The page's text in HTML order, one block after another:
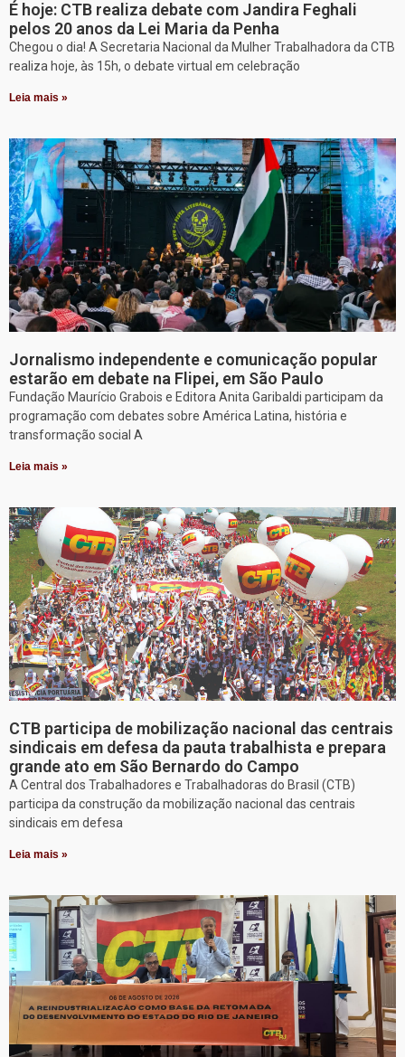
É hoje: CTB realiza debate com Jandira Feghali
pelos 20 anos da Lei Maria da Penha
Chegou o dia! A Secretaria Nacional da Mulher Trabalhadora da CTB
realiza hoje, às 15h, o debate virtual em celebração
Leia mais »
Jornalismo independente e comunicação popular
estarão em debate na Flipei, em São Paulo
Fundação Maurício Grabois e Editora Anita Garibaldi participam da
programação com debates sobre América Latina, história e
transformação social A
Leia mais »
CTB participa de mobilização nacional das centrais
sindicais em defesa da pauta trabalhista e prepara
grande ato em São Bernardo do Campo
A Central dos Trabalhadores e Trabalhadoras do Brasil (CTB)
participa da construção da mobilização nacional das centrais
sindicais em defesa
Leia mais »